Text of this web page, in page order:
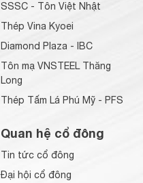
SSSC - Tôn Việt Nhật
Thép Vina Kyoei
Diamond Plaza - IBC
Tôn mạ VNSTEEL Thăng
Long
Thép Tấm Lá Phú Mỹ - PFS
Quan hệ cổ đông
Tin tức cổ đông
Đại hội cổ đông